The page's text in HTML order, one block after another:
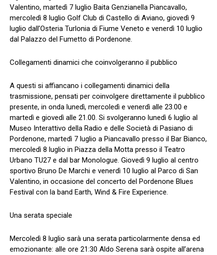
Valentino, martedì 7 luglio Baita Genzianella Piancavallo,
mercoledì 8 luglio Golf Club di Castello di Aviano, giovedì 9
luglio dall’Osteria Turlonia di Fiume Veneto e venerdì 10 luglio
dal Palazzo del Fumetto di Pordenone.
Collegamenti dinamici che coinvolgeranno il pubblico
A questi si affiancano i collegamenti dinamici della
trasmissione, pensati per coinvolgere direttamente il pubblico
presente, in onda lunedì, mercoledì e venerdì alle 23.00 e
martedì e giovedì alle 21.00. Si svolgeranno lunedì 6 luglio al
Museo Interattivo della Radio e delle Società di Pasiano di
Pordenone, martedì 7 luglio a Piancavallo presso il Bar Bianco,
mercoledì 8 luglio in Piazza della Motta presso il Teatro
Urbano TU27 e dal bar Monologue. Giovedì 9 luglio al centro
sportivo Bruno De Marchi e venerdì 10 luglio al Parco di San
Valentino, in occasione del concerto del Pordenone Blues
Festival con la band Earth, Wind & Fire Experience.
Una serata speciale
Mercoledì 8 luglio sarà una serata particolarmente densa ed
emozionante: alle ore 21:30 Aldo Serena sarà ospite all’arena